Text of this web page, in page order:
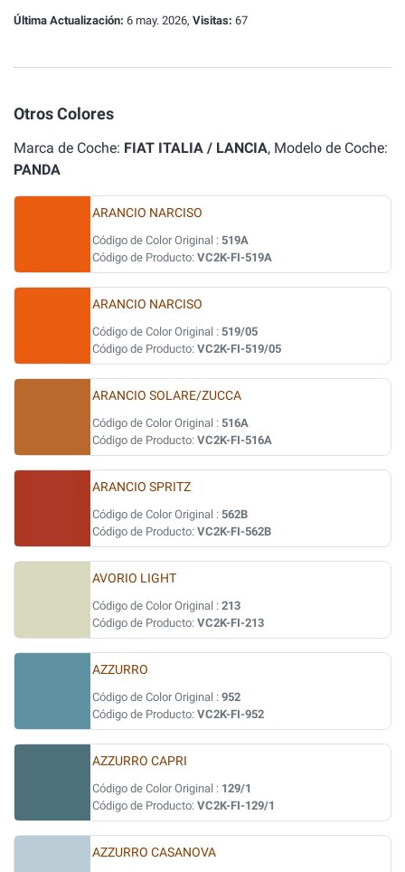
Última Actualización: 6 may. 2026, Visitas: 67
Otros Colores
Marca de Coche: FIAT ITALIA / LANCIA, Modelo de Coche:
PANDA
ARANCIO NARCISO
Código de Color Original : 519A
Código de Producto: VC2K-FI-519A
ARANCIO NARCISO
Código de Color Original : 519/05
Código de Producto: VC2K-FI-519/05
ARANCIO SOLARE/ZUCCA
Código de Color Original : 516A
Código de Producto: VC2K-FI-516A
ARANCIO SPRITZ
Código de Color Original : 562B
Código de Producto: VC2K-FI-562B
AVORIO LIGHT
Código de Color Original : 213
Código de Producto: VC2K-FI-213
AZZURRO
Código de Color Original : 952
Código de Producto: VC2K-FI-952
AZZURRO CAPRI
Código de Color Original : 129/1
Código de Producto: VC2K-FI-129/1
AZZURRO CASANOVA